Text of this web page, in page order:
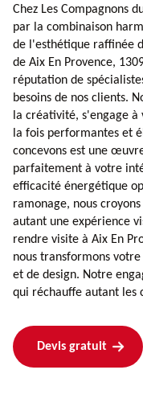
Chez Les Compagnons
par la combinaison
de l'esthétique raffinée
de Aix En Provence,
réputation de
besoins de nos clients.
la créativité, s'engage à
la fois performantes et
concevons est une
parfaitement à votre
efficacité énergétique
ramonage, nous
autant une expérience
rendre visite à Aix En
nous transformons
et de design. Notre
qui réchauffe autant les
Devis gratuit